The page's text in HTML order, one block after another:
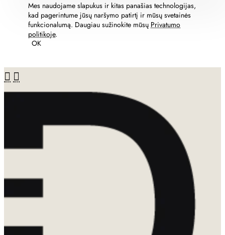
Mes naudojame slapukus ir kitas panašias technologijas,
kad pagerintume jūsų naršymo patirtį ir mūsų svetainės
funkcionalumą. Daugiau sužinokite mūsų Privatumo
politikoje.
OK